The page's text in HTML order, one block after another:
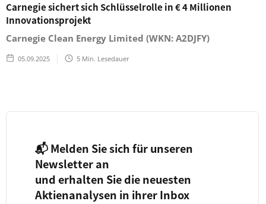
Carnegie sichert sich Schlüsselrolle in € 4 Millionen
Innovationsprojekt
Carnegie Clean Energy Limited (WKN: A2DJFY)
05.09.2025 5 Min. Lesedauer
📬 Melden Sie sich für unseren
Newsletter an
und erhalten Sie die neuesten
Aktienanalysen in ihrer Inbox